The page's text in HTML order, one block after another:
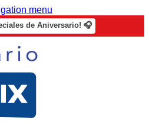
menu
de Aniversario! 🎧